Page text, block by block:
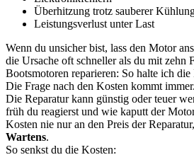
Überhitzung trotz sauberer
Leistungsverlust unter Last
Wenn du unsicher bist, lass den Motor
die Ursache oft schneller als du mit zehn
Bootsmotoren reparieren: So halte ich
Die Frage nach den Kosten kommt
Die Reparatur kann günstig oder teuer
früh du reagierst und wie kaputt der
Kosten nie nur an den Preis der
Wartens.
So senkst du die Kosten: